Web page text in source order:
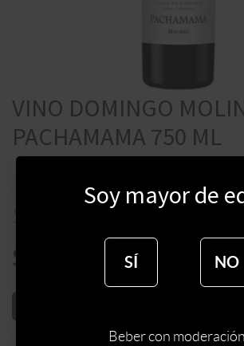
VINO DOMINGO
PACHAMAMA 750 ML
$ $ 1650
$
Soy mayor de
SÍ NO
Beber con moderación.